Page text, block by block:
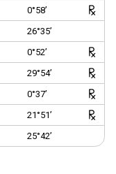
0°58’
26°35’
0°52’
29°54’
0°37’
21°51’
25°42’